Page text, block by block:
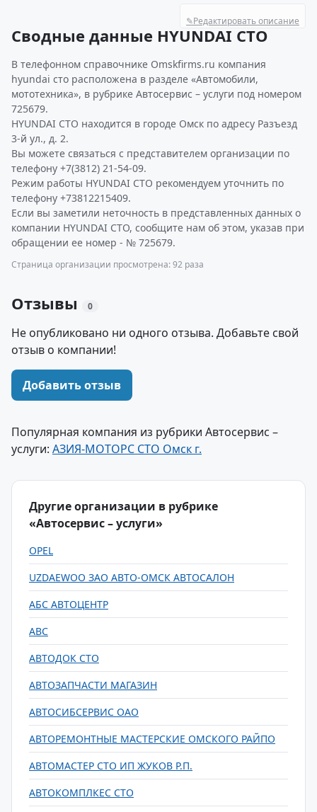
✎Редактировать описание
Сводные данные HYUNDAI СТО
В телефонном справочнике Omskfirms.ru компания
hyundai сто расположена в разделе «Автомобили,
мототехника», в рубрике Автосервис – услуги под номером
725679.
HYUNDAI СТО находится в городе Омск по адресу Разъезд
3-й ул., д. 2.
Вы можете связаться с представителем организации по
телефону +7(3812) 21-54-09.
Режим работы HYUNDAI СТО рекомендуем уточнить по
телефону +73812215409.
Если вы заметили неточность в представленных данных о
компании HYUNDAI СТО, сообщите нам об этом, указав при
обращении ее номер - № 725679.
Страница организации просмотрена: 92 раза
Отзывы 0
Не опубликовано ни одного отзыва. Добавьте свой
отзыв о компании!
Добавить отзыв
Популярная компания из рубрики Автосервис –
услуги: АЗИЯ-МОТОРС СТО Омск г.
Другие организации в рубрике
«Автосервис – услуги»
OPEL
UZDAEWOO ЗАО АВТО-ОМСК АВТОСАЛОН
АБС АВТОЦЕНТР
АВС
АВТОДОК СТО
АВТОЗАПЧАСТИ МАГАЗИН
АВТОСИБСЕРВИС ОАО
АВТОРЕМОНТНЫЕ МАСТЕРСКИЕ ОМСКОГО РАЙПО
АВТОМАСТЕР СТО ИП ЖУКОВ Р.П.
АВТОКОМПЛКЕС СТО